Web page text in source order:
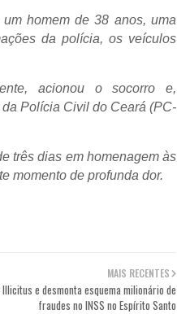
homem de 38 anos, uma
da polícia, os veículos
acionou o socorro e,
Polícia Civil do Ceará (PC-
três dias em homenagem às
momento de profunda dor.
MAIS RECENTES
e desmonta esquema milionário de
fraudes no INSS no Espírito Santo